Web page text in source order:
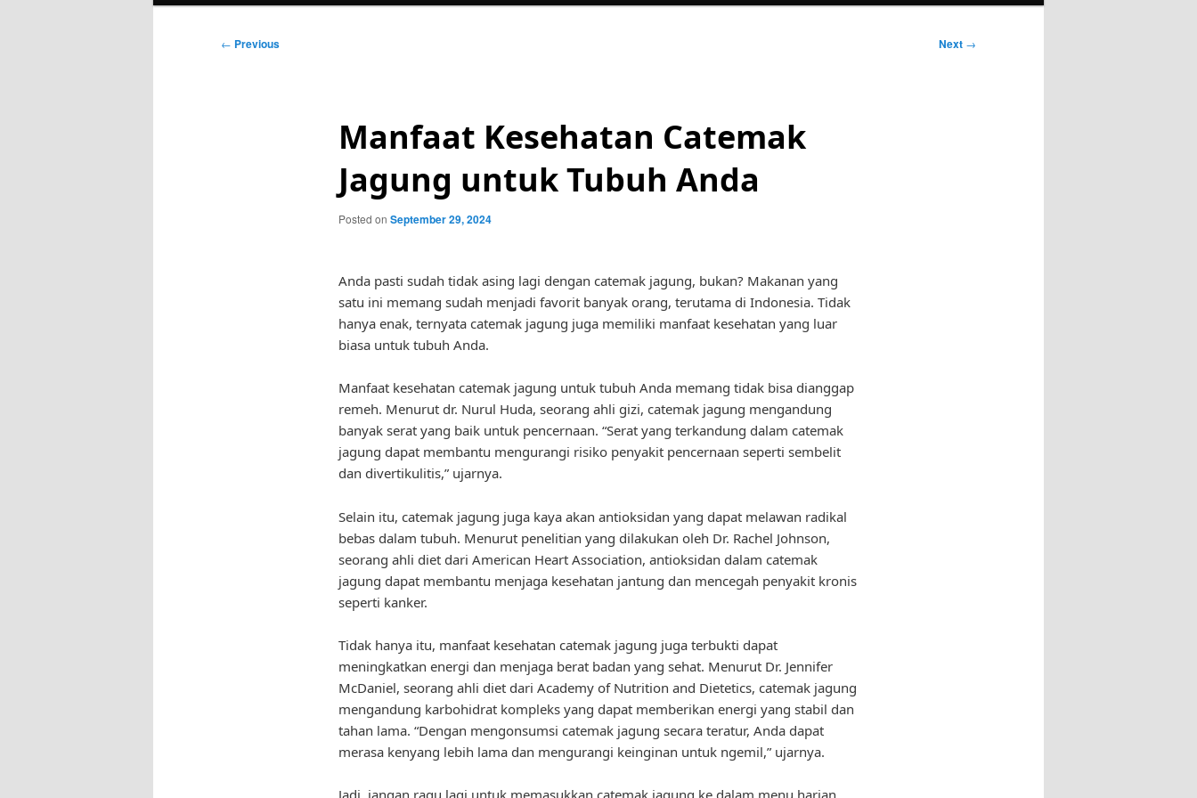
Post
← Previous Next →
Manfaat Kesehatan Catemak
Jagung untuk Tubuh Anda
Posted on September 29, 2024
Anda pasti sudah tidak asing lagi dengan catemak jagung, bukan? Makanan yang
satu ini memang sudah menjadi favorit banyak orang, terutama di Indonesia. Tidak
hanya enak, ternyata catemak jagung juga memiliki manfaat kesehatan yang luar
biasa untuk tubuh Anda.
Manfaat kesehatan catemak jagung untuk tubuh Anda memang tidak bisa dianggap
remeh. Menurut dr. Nurul Huda, seorang ahli gizi, catemak jagung mengandung
banyak serat yang baik untuk pencernaan. “Serat yang terkandung dalam catemak
jagung dapat membantu mengurangi risiko penyakit pencernaan seperti sembelit
dan divertikulitis,” ujarnya.
Selain itu, catemak jagung juga kaya akan antioksidan yang dapat melawan radikal
bebas dalam tubuh. Menurut penelitian yang dilakukan oleh Dr. Rachel Johnson,
seorang ahli diet dari American Heart Association, antioksidan dalam catemak
jagung dapat membantu menjaga kesehatan jantung dan mencegah penyakit kronis
seperti kanker.
Tidak hanya itu, manfaat kesehatan catemak jagung juga terbukti dapat
meningkatkan energi dan menjaga berat badan yang sehat. Menurut Dr. Jennifer
McDaniel, seorang ahli diet dari Academy of Nutrition and Dietetics, catemak jagung
mengandung karbohidrat kompleks yang dapat memberikan energi yang stabil dan
tahan lama. “Dengan mengonsumsi catemak jagung secara teratur, Anda dapat
merasa kenyang lebih lama dan mengurangi keinginan untuk ngemil,” ujarnya.